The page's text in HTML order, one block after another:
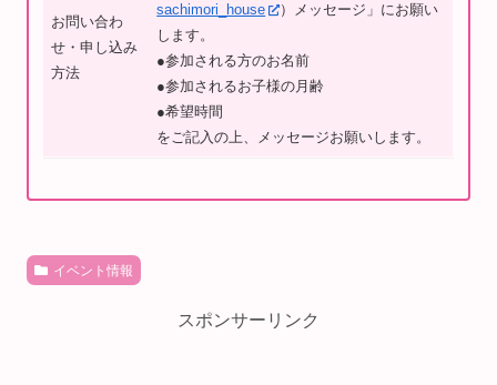
お問い合わ
せ・申し込み
方法
sachimori_house
）メッセージ」にお願い
します。
●参加される方のお名前
●参加されるお子様の月齢
●希望時間
をご記入の上、メッセージお願いします。
イベント情報
スポンサーリンク